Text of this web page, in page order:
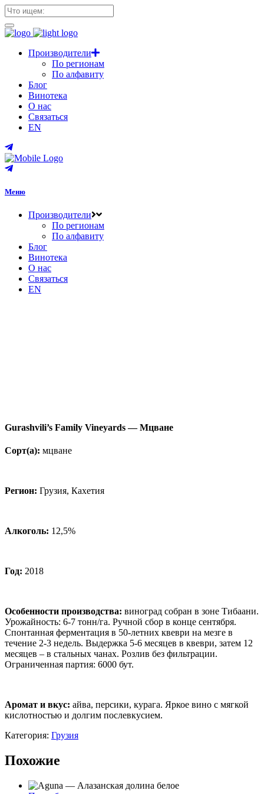
Производители
По регионам
По алфавиту
Блог
Винотека
О нас
Связаться
EN
Меню
Производители
По регионам
По алфавиту
Блог
Винотека
О нас
Связаться
EN
Gurashvili’s Family Vineyards — Мцване
Сорт(а): мцване
Регион: Грузия, Кахетия
Алкоголь: 12,5%
Год: 2018
Особенности производства: виноград собран в зоне Тибаани.
Урожайность: 6-7 тонн/га. Ручной сбор в конце сентября.
Спонтанная ферментация в 50-летних квеври на мезге в
течение 2-3 недель. Выдержка 5-6 месяцев в квеври, затем 12
месяцев – в стальных чанах. Розлив без фильтрации.
Ограниченная партия: 6000 бут.
Аромат и вкус: айва, персики, курага. Яркое вино с мягкой
кислотностью и долгим послевкусием.
Категория: Грузия
Похожие